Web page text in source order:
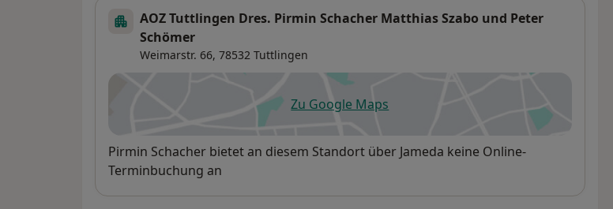
AOZ Tuttlingen Dres. Pirmin Schacher Matthias Szabo und Peter
Schömer
Weimarstr. 66, 78532 Tuttlingen
Zu Google Mapsöffnet in einer neuen Registerkarte
Verfügbarkeit
Pirmin Schacher bietet an diesem Standort über Jameda keine Online-
Terminbuchung an